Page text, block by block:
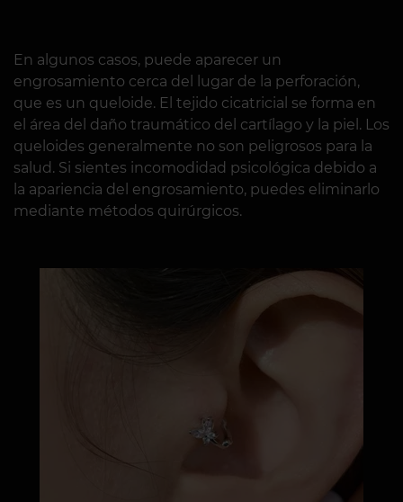
En algunos casos, puede aparecer un
engrosamiento cerca del lugar de la perforación,
que es un queloide. El tejido cicatricial se forma en
el área del daño traumático del cartílago y la piel. Los
queloides generalmente no son peligrosos para la
salud. Si sientes incomodidad psicológica debido a
la apariencia del engrosamiento, puedes eliminarlo
mediante métodos quirúrgicos.